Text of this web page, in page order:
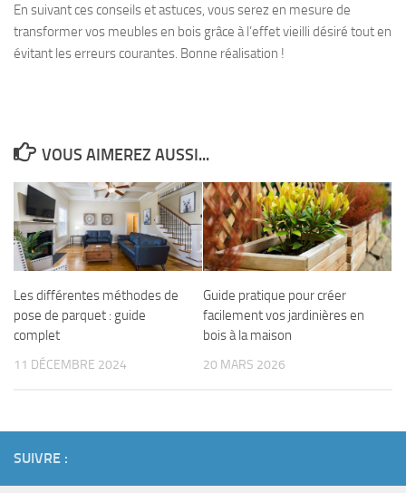
En suivant ces conseils et astuces, vous serez en mesure de
transformer vos meubles en bois grâce à l’effet vieilli désiré tout en
évitant les erreurs courantes. Bonne réalisation !
VOUS AIMEREZ AUSSI...
Les différentes méthodes de
pose de parquet : guide
complet
11 DÉCEMBRE 2024
Guide pratique pour créer
facilement vos jardinières en
bois à la maison
20 MARS 2026
SUIVRE :